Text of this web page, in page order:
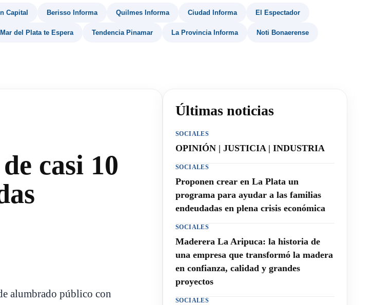
Capital Berisso Informa Quilmes Informa Ciudad Informa El Espectador
Mar del Plata te Espera Tendencia Pinamar La Provincia Informa Noti Bonaerense
casi 10
alumbrado público con
Últimas noticias
SOCIALES
OPINIÓN | JUSTICIA | INDUSTRIA
SOCIALES
Proponen crear en La Plata un
programa para ayudar a las familias
endeudadas en plena crisis económica
SOCIALES
Maderera La Aripuca: la historia de
una empresa que transformó la madera
en confianza, calidad y grandes
proyectos
SOCIALES